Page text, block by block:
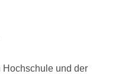
und der